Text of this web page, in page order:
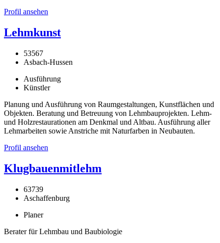
Profil ansehen
Lehmkunst
53567
Asbach-Hussen
Ausführung
Künstler
Planung und Ausführung von Raumgestaltungen, Kunstflächen und
Objekten. Beratung und Betreuung von Lehmbauprojekten. Lehm-
und Holzrestaurationen am Denkmal und Altbau. Ausführung aller
Lehmarbeiten sowie Anstriche mit Naturfarben in Neubauten.
Profil ansehen
Klugbauenmitlehm
63739
Aschaffenburg
Planer
Berater für Lehmbau und Baubiologie